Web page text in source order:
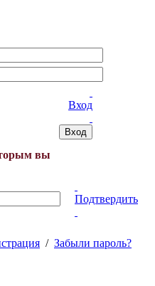
Вход
вы
Подтвердить
/ Забыли пароль?